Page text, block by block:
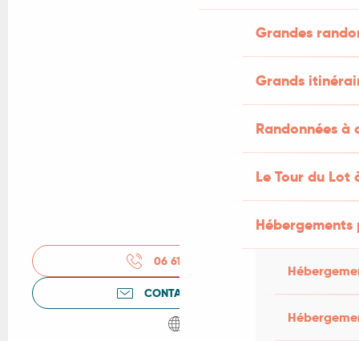
Grandes
Grands
Randonnées
Le Tour du Lot
06 61 28 57
CONTACTEZ-NOUS